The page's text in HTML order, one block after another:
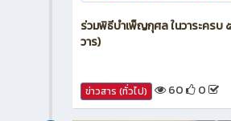
ร่วมพิธีบำเพ็ญกุศล ในวาระครบ
ข่าวสาร (ทั่วไป) 60 0